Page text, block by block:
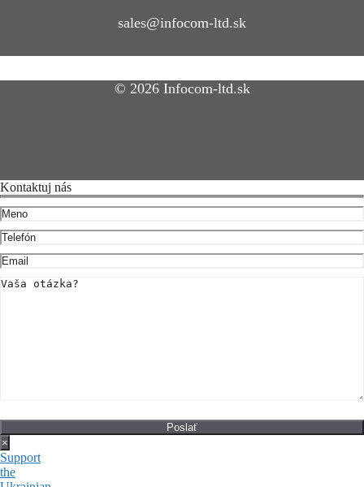
sales@infocom-ltd.sk
© 2026 Infocom-ltd.sk
Kontaktuj nás
×
Support
the